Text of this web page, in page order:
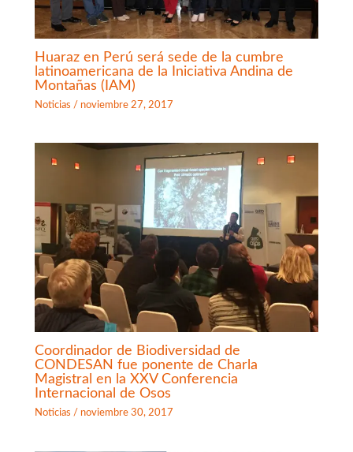
Huaraz en Perú será sede de la cumbre
latinoamericana de la Iniciativa Andina de
Montañas (IAM)
Noticias / noviembre 27, 2017
Coordinador de Biodiversidad de
CONDESAN fue ponente de Charla
Magistral en la XXV Conferencia
Internacional de Osos
Noticias / noviembre 30, 2017